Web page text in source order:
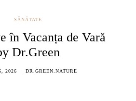
SĂNĂTATE
în Vacanța de Vară
Dr.Green
2026 DR.GREEN.NATURE